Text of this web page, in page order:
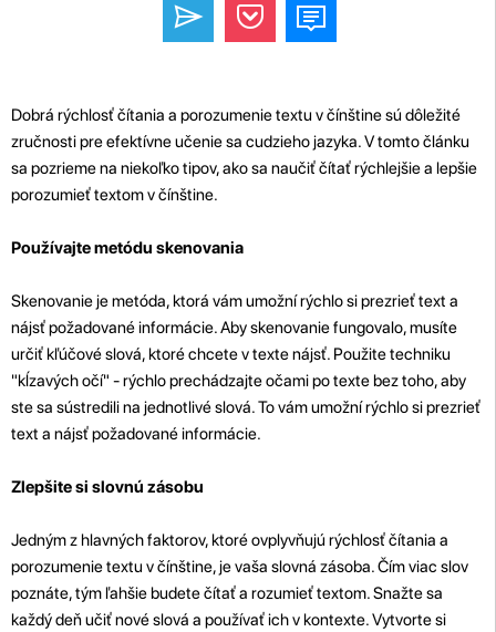
Dobrá rýchlosť čítania a porozumenie textu v čínštine sú dôležité
zručnosti pre efektívne učenie sa cudzieho jazyka. V tomto článku
sa pozrieme na niekoľko tipov, ako sa naučiť čítať rýchlejšie a lepšie
porozumieť textom v čínštine.
Používajte metódu skenovania
Skenovanie je metóda, ktorá vám umožní rýchlo si prezrieť text a
nájsť požadované informácie. Aby skenovanie fungovalo, musíte
určiť kľúčové slová, ktoré chcete v texte nájsť. Použite techniku
"kĺzavých očí" - rýchlo prechádzajte očami po texte bez toho, aby
ste sa sústredili na jednotlivé slová. To vám umožní rýchlo si prezrieť
text a nájsť požadované informácie.
Zlepšite si slovnú zásobu
Jedným z hlavných faktorov, ktoré ovplyvňujú rýchlosť čítania a
porozumenie textu v čínštine, je vaša slovná zásoba. Čím viac slov
poznáte, tým ľahšie budete čítať a rozumieť textom. Snažte sa
každý deň učiť nové slová a používať ich v kontexte. Vytvorte si